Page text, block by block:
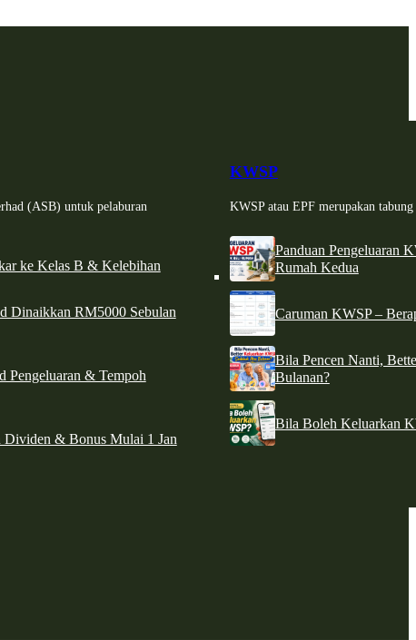
(ASB) untuk pelaburan
ke Kelas B & Kelebihan
Dinaikkan RM5000 Sebulan
Pengeluaran & Tempoh
& Bonus Mulai 1 Jan
KWSP
KWSP atau EPF merupakan
Panduan Pengeluaran
Rumah Kedua
Caruman KWSP –
Bila Pencen Nanti,
Bulanan?
Bila Boleh Keluarkan